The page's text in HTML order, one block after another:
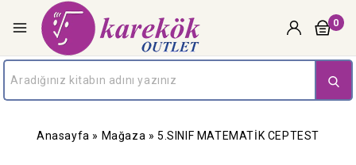
0
Anasayfa » Mağaza »5.SINIF MATEMATİK CEPTEST